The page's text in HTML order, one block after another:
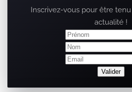
Inscrivez-vous pour être
actualité !